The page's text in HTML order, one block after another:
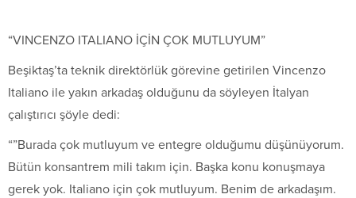
“VINCENZO ITALIANO İÇİN ÇOK MUTLUYUM”
Beşiktaş’ta teknik direktörlük görevine getirilen Vincenzo
Italiano ile yakın arkadaş olduğunu da söyleyen İtalyan
çalıştırıcı şöyle dedi:
“”Burada çok mutluyum ve entegre olduğumu düşünüyorum.
Bütün konsantrem mili takım için. Başka konu konuşmaya
gerek yok. Italiano için çok mutluyum. Benim de arkadaşım.